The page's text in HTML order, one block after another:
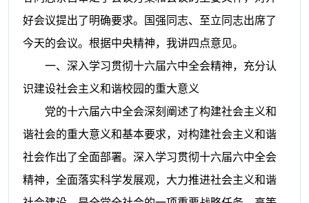
好会议提出了明确要求。国强同志、至立同志出席了
今天的会议。根据中央精神，我讲四点意见。
一、深入学习贯彻十六届六中全会精神，充分认
识建设社会主义和谐校园的重大意义
党的十六届六中全会深刻阐述了构建社会主义和
谐社会的重大意义和基本要求，对构建社会主义和谐
社会作出了全面部署。深入学习贯彻十六届六中全会
精神，全面落实科学发展观，大力推进社会主义和谐